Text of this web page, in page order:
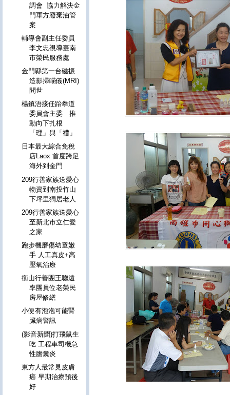
調會 協力解決金
門軍方廢棄油管
案
輔導會副主任委員
李文忠視導臺南
市榮民服務處
金門縣第一台磁振
造影掃瞄儀(MRI)
問世
楊鎮浯接任跆拳道
委員會主委 推
動向下扎根
「理」與「禮」
日本最大綜合免稅
店Laox 首度跨足
海外到金門
209行善家族送愛心
物資到南投竹山
下坪里獨居老人
209行善家族送愛心
至新北市立仁愛
之家
跑步機磨傷幼童嫩
手 人工真皮+高
壓氧治療
衡山行善團王聰遠
率團員位老榮民
房屋修繕
小便有泡泡可能腎
臟病警訊
(影音新聞)打飛鼠生
吃 工程車司機急
性膽囊炎
東方人最常見皮膚
癌 早期治療預後
好